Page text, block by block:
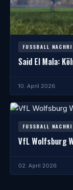
FUSSBALL
Said El Mala:
10. April 2026
FUSSBALL
VfL Wolfsburg
02. April 2026